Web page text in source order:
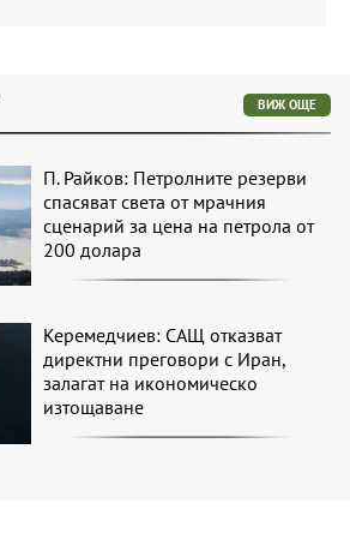
ВИЖ ОЩЕ
П. Райков: Петролните резерви
спасяват света от мрачния
сценарий за цена на петрола от
200 долара
Керемедчиев: САЩ отказват
директни преговори с Иран,
залагат на икономическо
изтощаване